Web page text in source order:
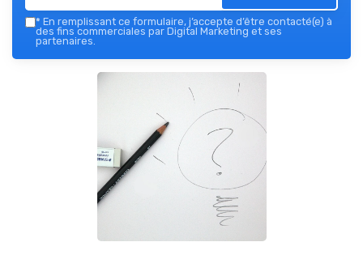
* En remplissant ce formulaire, j’accepte d’être contacté(e) à
des fins commerciales par Digital Marketing et ses
partenaires.